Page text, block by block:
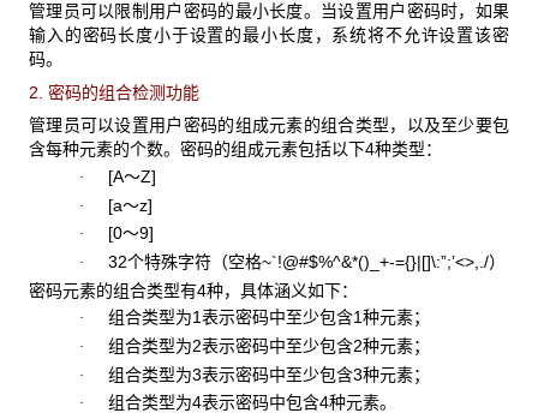
管理员可以限制用户密码的最小长度。当设置用户密码时，如果
输入的密码长度小于设置的最小长度，系统将不允许设置该密
码。
2. 密码的组合检测功能
管理员可以设置用户密码的组成元素的组合类型，以及至少要包
含每种元素的个数。密码的组成元素包括以下4种类型：
· [A～Z]
· [a～z]
· [0～9]
· 32个特殊字符（空格~`!@#$%^&*()_+-={}|[]\:”;’<>,./）
密码元素的组合类型有4种，具体涵义如下：
· 组合类型为1表示密码中至少包含1种元素；
· 组合类型为2表示密码中至少包含2种元素；
· 组合类型为3表示密码中至少包含3种元素；
· 组合类型为4表示密码中包含4种元素。